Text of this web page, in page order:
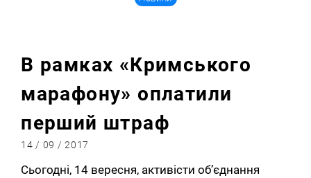
В рамках «Кримського
марафону» оплатили
перший штраф
14 / 09 / 2017
Сьогодні, 14 вересня, активісти об’єднання